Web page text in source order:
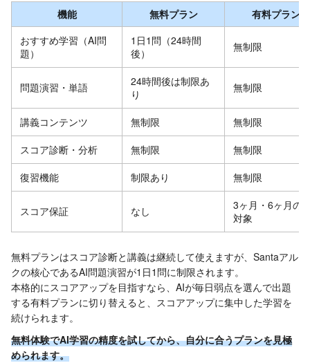
機能 無料プラン
有料プラン
おすすめ学習（AI問
題）
1日1問（24時間
後）
無制限
問題演習・単語
24時間後は制限あ
り
無制限
講義コンテンツ 無制限
無制限
スコア診断・分析
無制限
無制限
復習機能
制限あり 無制限
スコア保証 なし
3ヶ月・6ヶ月の
対象
無料プランはスコア診断と講義は継続して使えますが、Santaアル
クの核心であるAI問題演習が1日1問に制限されます。
本格的にスコアアップを目指すなら、AIが毎日弱点を選んで出題
する有料プランに切り替えると、スコアアップに集中した学習を
続けられます。
無料体験でAI学習の精度を試してから、自分に合うプランを見極
められます。